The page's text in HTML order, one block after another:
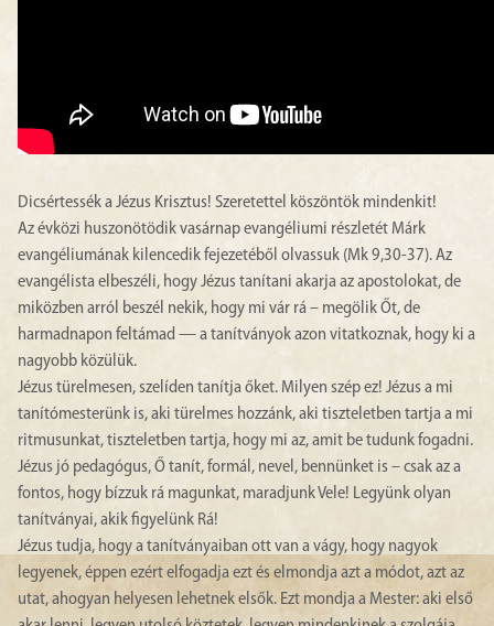
Dicsértessék a Jézus Krisztus! Szeretettel köszöntök mindenkit!
Az évközi huszonötödik vasárnap evangéliumi részletét Márk
evangéliumának kilencedik fejezetéből olvassuk (Mk 9,30-37). Az
evangélista elbeszéli, hogy Jézus tanítani akarja az apostolokat, de
miközben arról beszél nekik, hogy mi vár rá – megölik Őt, de
harmadnapon feltámad — a tanítványok azon vitatkoznak, hogy ki a
nagyobb közülük.
Jézus türelmesen, szelíden tanítja őket. Milyen szép ez! Jézus a mi
tanítómesterünk is, aki türelmes hozzánk, aki tiszteletben tartja a mi
ritmusunkat, tiszteletben tartja, hogy mi az, amit be tudunk fogadni.
Jézus jó pedagógus, Ő tanít, formál, nevel, bennünket is – csak az a
fontos, hogy bízzuk rá magunkat, maradjunk Vele! Legyünk olyan
tanítványai, akik figyelünk Rá!
Jézus tudja, hogy a tanítványaiban ott van a vágy, hogy nagyok
legyenek, éppen ezért elfogadja ezt és elmondja azt a módot, azt az
utat, ahogyan helyesen lehetnek elsők. Ezt mondja a Mester: aki első